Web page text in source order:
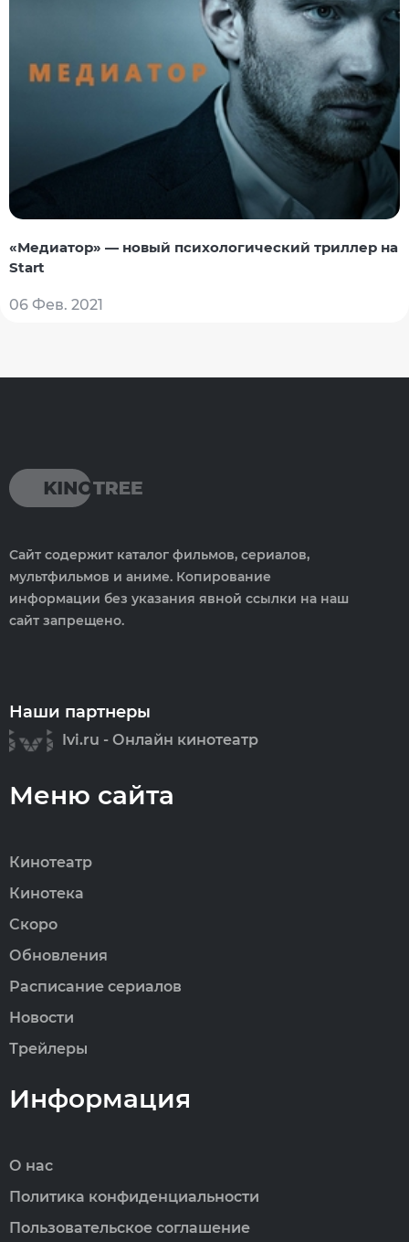
«Медиатор» — новый психологический триллер на
Start
06 Фев. 2021
Сайт содержит каталог фильмов, сериалов,
мультфильмов и аниме. Копирование
информации без указания явной ссылки на наш
сайт запрещено.
Наши партнеры
Ivi.ru - Онлайн кинотеатр
Меню сайта
Кинотеатр
Кинотека
Скоро
Обновления
Расписание сериалов
Новости
Трейлеры
Информация
О нас
Политика конфиденциальности
Пользовательское соглашение